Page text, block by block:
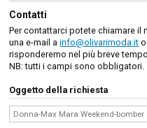
Contatti
Per contattarci potete chiamare il
una e-mail ainfo@olivarimoda.it
risponderemo nel più breve
NB: tutti i campi sono obbligatori.
Oggetto della richiesta